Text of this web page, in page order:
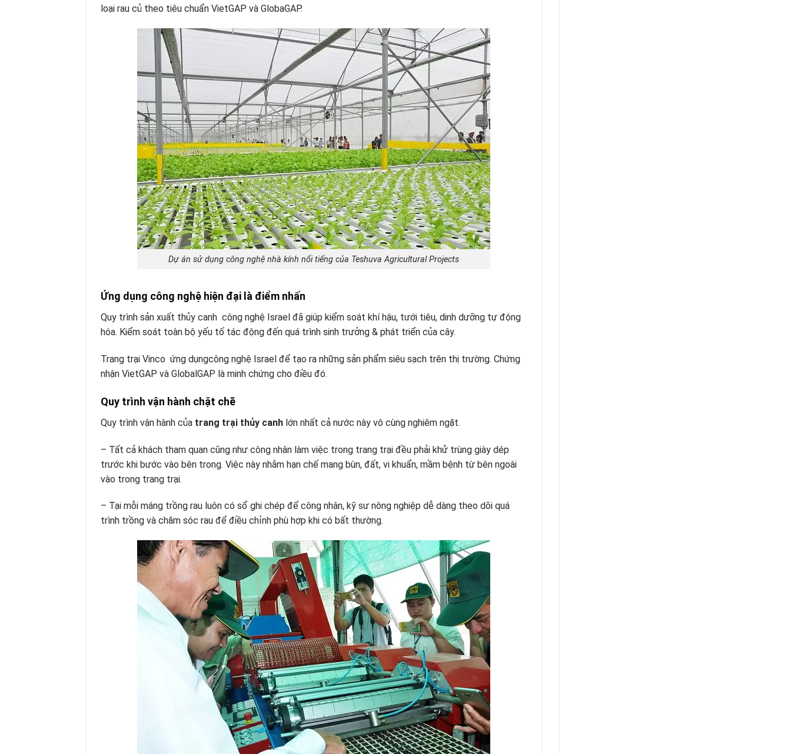
loại rau củ theo tiêu chuẩn VietGAP và GlobaGAP.
Dự án sử dụng công nghệ nhà kính nổi tiếng của Teshuva Agricultural Projects
Ứng dụng công nghệ hiện đại là điểm nhấn
Quy trình sản xuất thủy canh công nghệ Israel đã giúp kiểm soát khí hậu, tưới tiêu, dinh dưỡng tự động
hóa. Kiểm soát toàn bộ yếu tố tác động đến quá trình sinh trưởng & phát triển của cây.
Trang trại Vinco ứng dụngcông nghệ Israel để tạo ra những sản phẩm siêu sạch trên thị trường. Chứng
nhận VietGAP và GlobalGAP là minh chứng cho điều đó.
Quy trình vận hành chặt chẽ
Quy trình vận hành của trang trại thủy canh lớn nhất cả nước này vô cùng nghiêm ngặt.
– Tất cả khách tham quan cũng như công nhân làm việc trong trang trại đều phải khử trùng giày dép
trước khi bước vào bên trong. Việc này nhằm hạn chế mang bùn, đất, vi khuẩn, mầm bệnh từ bên ngoài
vào trong trang trại.
– Tại mỗi máng trồng rau luôn có sổ ghi chép để công nhân, kỹ sư nông nghiệp dễ dàng theo dõi quá
trình trồng và chăm sóc rau để điều chỉnh phù hợp khi có bất thường.